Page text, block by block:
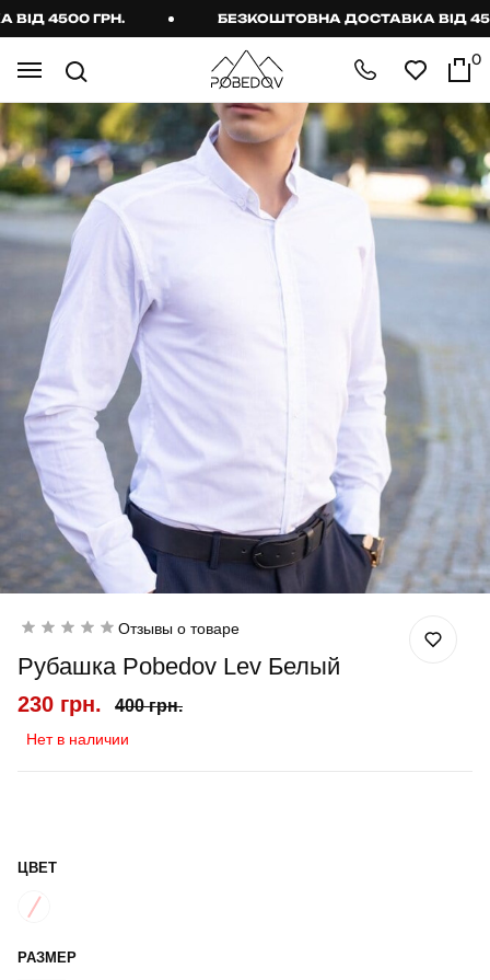
4500 ГРН. БЕЗКОШТОВНА ДОСТАВКА ВІД 4500
0
Отзывы о товаре
Рубашка Pobedov Lev Белый
230 грн. 400 грн.
Нет в наличии
ЦВЕТ
РАЗМЕР